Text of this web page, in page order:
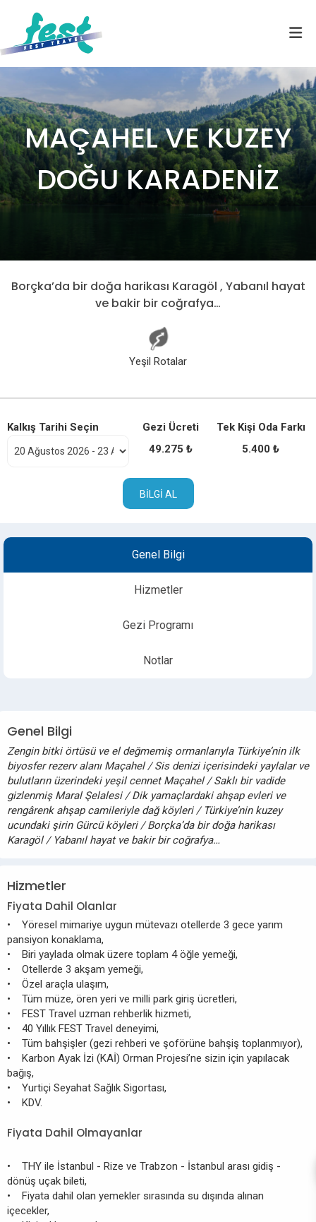
MAÇAHEL VE KUZEY
DOĞU KARADENİZ
Borçka’da bir doğa harikası Karagöl , Yabanıl hayat
ve bakir bir coğrafya…
Yeşil Rotalar
Kalkış Tarihi Seçin
Gezi Ücreti
49.275 ₺
Tek Kişi Oda Farkı
5.400 ₺
BILGI AL
Genel Bilgi
Hizmetler
Gezi Programı
Notlar
Genel Bilgi
Zengin bitki örtüsü ve el değmemiş ormanlarıyla Türkiye’nin ilk
biyosfer rezerv alanı Maçahel / Sis denizi içerisindeki yaylalar ve
bulutların üzerindeki yeşil cennet Maçahel / Saklı bir vadide
gizlenmiş Maral Şelalesi / Dik yamaçlardaki ahşap evleri ve
rengârenk ahşap camileriyle dağ köyleri / Türkiye’nin kuzey
ucundaki şirin Gürcü köyleri / Borçka’da bir doğa harikası
Karagöl / Yabanıl hayat ve bakir bir coğrafya…
Hizmetler
Fiyata Dahil Olanlar
• Yöresel mimariye uygun mütevazı otellerde 3 gece yarım
pansiyon konaklama,
• Biri yaylada olmak üzere toplam 4 öğle yemeği,
• Otellerde 3 akşam yemeği,
• Özel araçla ulaşım,
• Tüm müze, ören yeri ve milli park giriş ücretleri,
• FEST Travel uzman rehberlik hizmeti,
• 40 Yıllık FEST Travel deneyimi,
• Tüm bahşişler (gezi rehberi ve şoförüne bahşiş toplanmıyor),
• Karbon Ayak İzi (KAİ) Orman Projesi’ne sizin için yapılacak
bağış,
• Yurtiçi Seyahat Sağlık Sigortası,
• KDV.
Fiyata Dahil Olmayanlar
• THY ile İstanbul - Rize ve Trabzon - İstanbul arası gidiş -
dönüş uçak bileti,
• Fiyata dahil olan yemekler sırasında su dışında alınan
içecekler,